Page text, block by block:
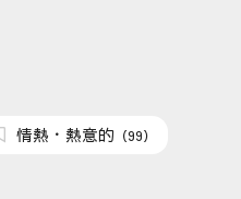
情熱・熱意的 （99）